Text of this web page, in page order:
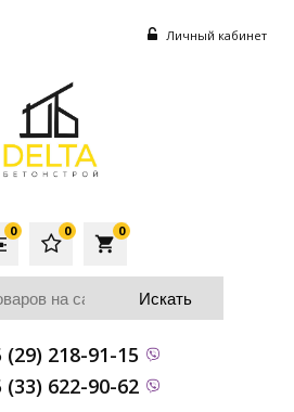
Личный кабинет
local_grocery_store
0
0
0
(29) 218-91-15
(33) 622-90-62